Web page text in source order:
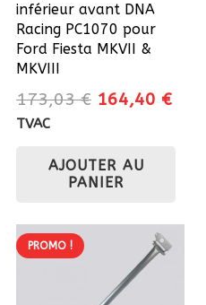
€.
inférieur avant DNA
Racing PC1070 pour
Ford Fiesta MKVII &
MKVIII
173,03€ Le
était :
173,03 €.
164,40 €Le
TVAC
AJOUTER AU
PANIER
PROMO !